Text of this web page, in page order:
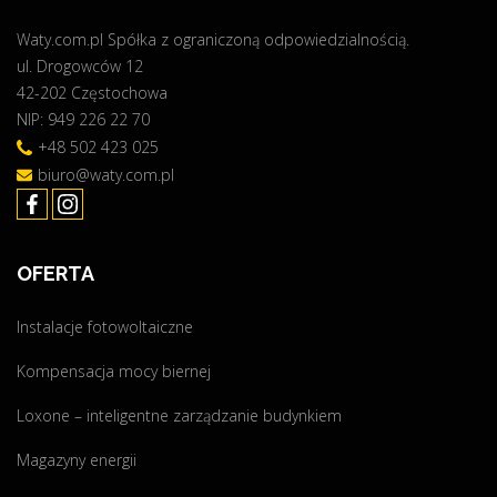
j
i
k
W
p
"
Waty.com.pl Spółka z ograniczoną odpowiedzialnością.
ul. Drogowców 12
42-202 Częstochowa
NIP: 949 226 22 70
+48 502 423 025
biuro@waty.com.pl
OFERTA
Instalacje fotowoltaiczne
Kompensacja mocy biernej
Loxone – inteligentne zarządzanie budynkiem
Magazyny energii